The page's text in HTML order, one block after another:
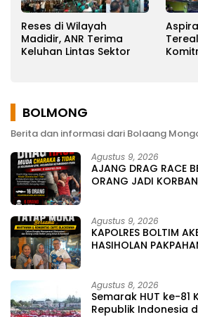
Reses di Wilayah
Madidir, ANR Terima
Keluhan Lintas Sektor
BOLMONG
Berita dan informasi dari Bolaang
Agustus 9, 2026
AJANG DRAG RACE
ORANG JADI
Agustus 9, 2026
KAPOLRES BOLTIM
HASIHOLAN
DAN KEHARMONISAN
Agustus 8, 2026
Semarak HUT ke-81
Republik Indonesia